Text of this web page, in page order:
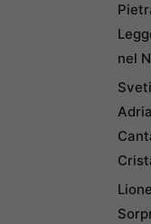
nel